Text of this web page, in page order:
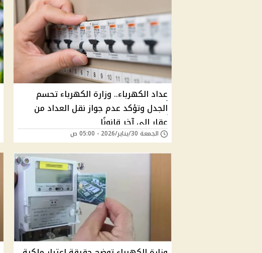
عداد الكهرباء.. وزارة الكهرباء تحسم
الجدل وتؤكد عدم جواز نقل العداد من
عقار إلى آخر قانونًا
الجمعة 30/يناير/2026 - 05:00 ص